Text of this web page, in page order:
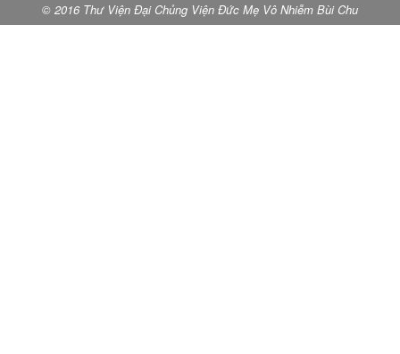
© 2016 Thư Viện Đại Chủng Viện Đức Mẹ Vô Nhiễm Bùi Chu